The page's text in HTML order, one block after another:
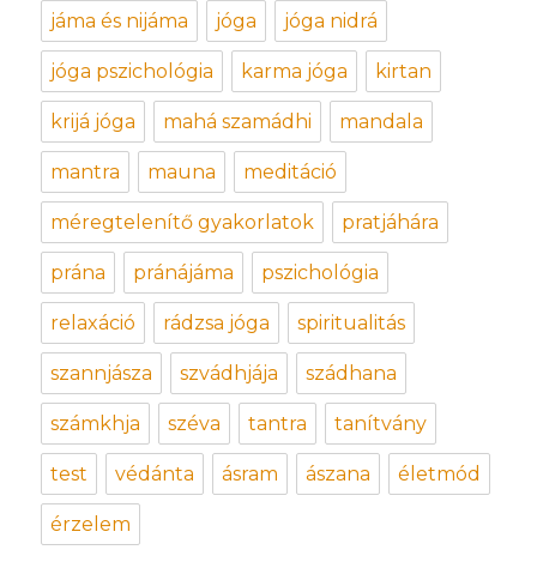
jáma és nijáma jóga jóga nidrá
jóga pszichológia karma jóga kirtan
krijá jóga mahá szamádhi mandala
mantra mauna meditáció
méregtelenítő gyakorlatok pratjáhára
prána pránájáma pszichológia
relaxáció rádzsa jóga spiritualitás
szannjásza szvádhjája szádhana
számkhja széva tantra tanítvány
test védánta ásram ászana életmód
érzelem